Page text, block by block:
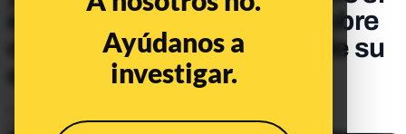
Ayúdanos a
investigar.
es sí’: solo tendrá efecto sobre
delitos cometidos a partir de su
entrada en vigor
Actualizado elApr 20, 2023, 1:07:00 PM